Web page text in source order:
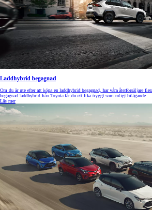
Laddhybrid begagnad
Om du är ute efter att köpa en laddhybrid begagnad, har våra återförsäljare
begagnad laddhybrid från Toyota får du ett lika tryggt som roligt bilägande.
Läs mer